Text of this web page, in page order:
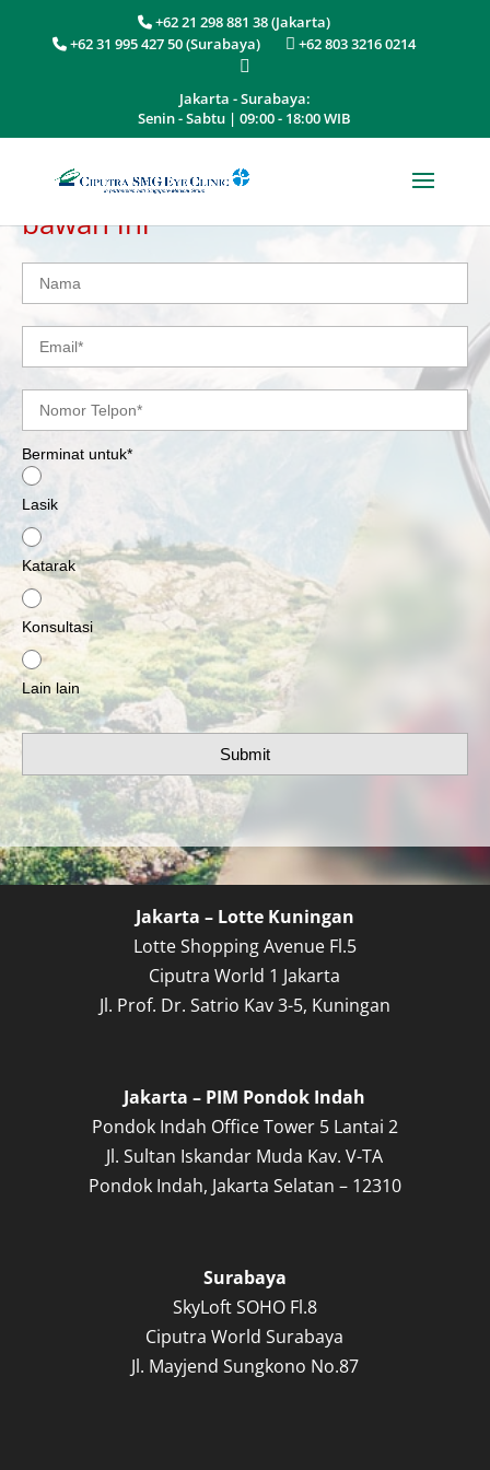
+62 21 298 881 38 (Jakarta)
+62 31 995 427 50 (Surabaya)
+62 803 3216 0214
Jakarta - Surabaya:
Senin - Sabtu | 09:00 - 18:00 WIB
Mohon lengkapi informasi di
bawah ini
Berminat untuk*
Lasik
Katarak
Konsultasi
Lain lain
Submit
Jakarta – Lotte Kuningan
Lotte Shopping Avenue Fl.5
Ciputra World 1 Jakarta
Jl. Prof. Dr. Satrio Kav 3-5, Kuningan
Jakarta – PIM Pondok Indah
Pondok Indah Office Tower 5 Lantai 2
Jl. Sultan Iskandar Muda Kav. V-TA
Pondok Indah, Jakarta Selatan – 12310
Surabaya
SkyLoft SOHO Fl.8
Ciputra World Surabaya
Jl. Mayjend Sungkono No.87